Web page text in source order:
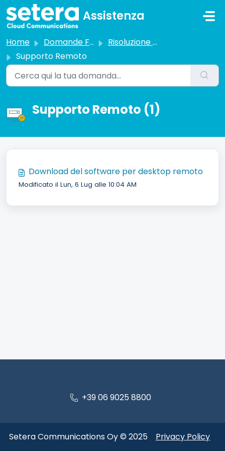
Salta al contenuto principale
Assistenza
Home Domande Frequenti (FAQ)
Risoluzione dei problemi
Supporto Remoto
Supporto Remoto (1)
Download del software per desktop remoto
Modificato il Lun, 6 Lug alle 10:04 AM
+39 06 9025 8800
Setera Communications Oy © 2025 Privacy Policy